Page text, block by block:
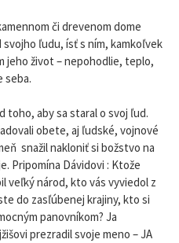
či drevenom dome
ľudu, ísť s ním, kamkoľvek
jeho život – nepohodlie, teplo,
seba.
toho, aby sa staral o svoj ľud.
obete, aj ľudské, vojnové
snažil nakloniť si božstvo na
Pripomína Dávidovi : Ktože
veľký národ, kto vás vyviedol z
do zasľúbenej krajiny, kto si
panovníkom? Ja
prezradil svoje meno – JA